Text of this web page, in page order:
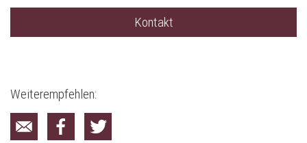
Kontakt
Weiterempfehlen: